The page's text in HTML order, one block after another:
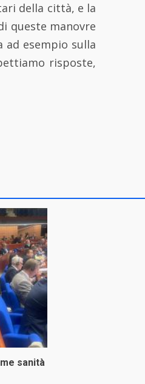
della città, e la
queste manovre
ad esempio sulla
risposte,
sanità